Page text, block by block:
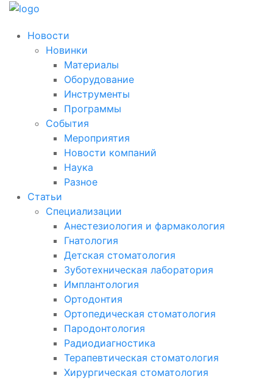
Новости
Новинки
Материалы
Оборудование
Инструменты
Программы
События
Мероприятия
Новости компаний
Наука
Разное
Статьи
Специализации
Анестезиология и фармакология
Гнатология
Детская стоматология
Зуботехническая лаборатория
Имплантология
Ортодонтия
Ортопедическая стоматология
Пародонтология
Радиодиагностика
Терапевтическая стоматология
Хирургическая стоматология